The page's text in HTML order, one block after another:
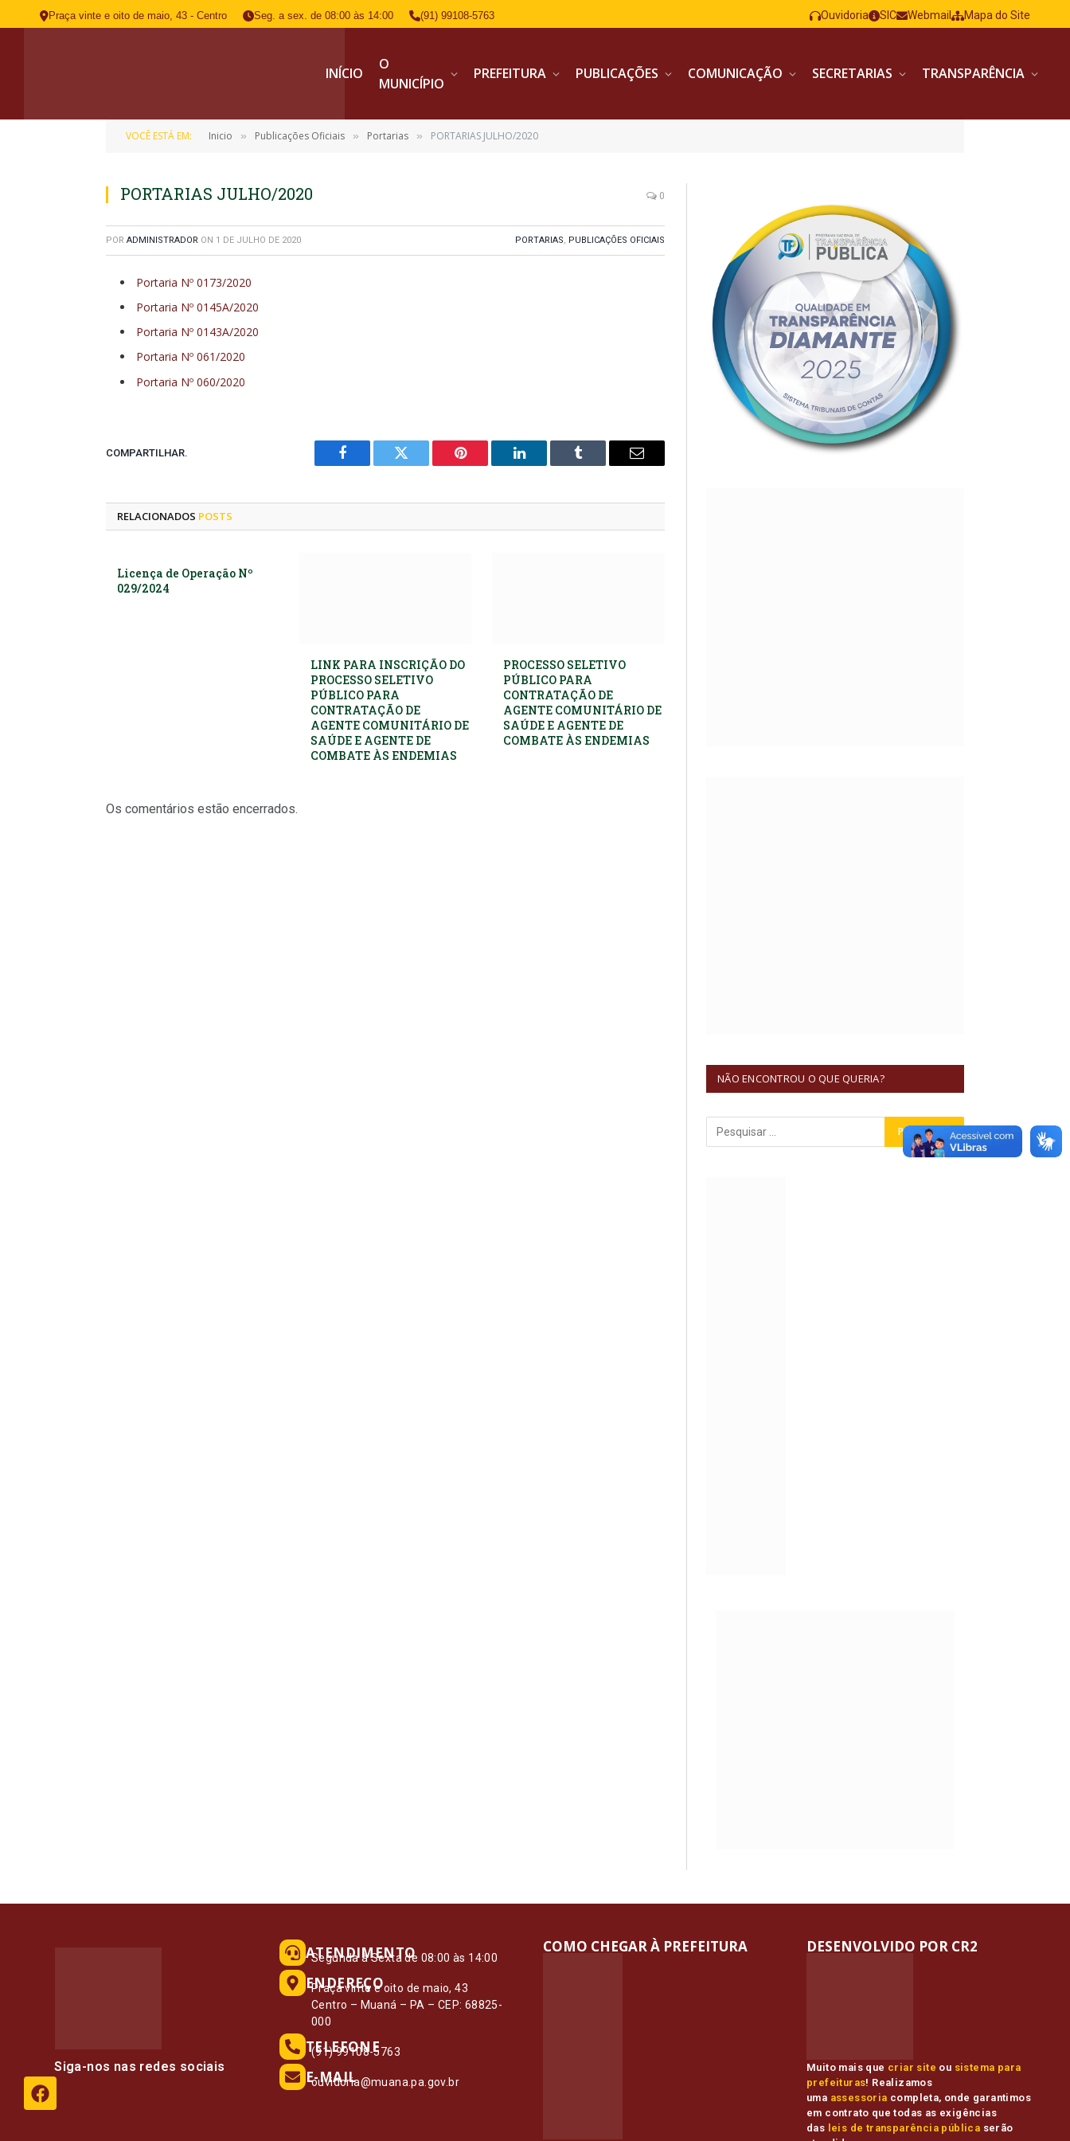
Praça vinte e oito de maio, 43 - Centro Seg. a sex. de 08:00 às 14:00 (91) 99108-5763 Ouvidoria SIC Webmail Mapa do Site
INÍCIO
O
MUNICÍPIO
PREFEITURA PUBLICAÇÕES COMUNICAÇÃO SECRETARIAS TRANSPARÊNCIA
VOCÊ ESTÁ EM: Inicio » Publicações Oficiais » Portarias » PORTARIAS JULHO/2020
PORTARIAS JULHO/2020 0
POR ADMINISTRADOR ON 1 DE JULHO DE 2020 PORTARIAS, PUBLICAÇÕES OFICIAIS
Portaria Nº 0173/2020
Portaria Nº 0145A/2020
Portaria Nº 0143A/2020
Portaria Nº 061/2020
Portaria Nº 060/2020
COMPARTILHAR.
Facebook Twitter Pinterest LinkedIn Tumblr
E-
RELACIONADOS POSTS
Licença de Operação Nº
029/2024
LINK PARA INSCRIÇÃO DO
PROCESSO SELETIVO
PÚBLICO PARA
CONTRATAÇÃO DE
AGENTE COMUNITÁRIO DE
SAÚDE E AGENTE DE
COMBATE ÀS ENDEMIAS
PROCESSO SELETIVO
PÚBLICO PARA
CONTRATAÇÃO DE
AGENTE COMUNITÁRIO DE
SAÚDE E AGENTE DE
COMBATE ÀS ENDEMIAS
Os comentários estão encerrados.
NÃO ENCONTROU O QUE QUERIA?
Siga-nos nas redes sociais
ATENDIMENTO
Segunda à Sexta de 08:00 às 14:00
ENDEREÇO
Praça vinte e oito de maio, 43
Centro – Muaná – PA – CEP: 68825-
000
TELEFONE
(91) 99108-5763
E-MAIL
ouvidoria@muana.pa.gov.br
COMO CHEGAR À PREFEITURA
Muito mais que criar site ou sistema para
prefeituras! Realizamos
uma assessoria completa, onde garantimos
em contrato que todas as exigências
das leis de transparência pública serão
DESENVOLVIDO POR CR2